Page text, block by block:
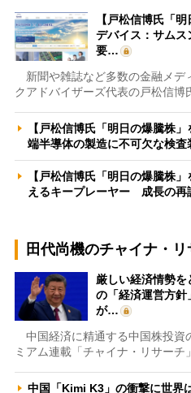
【戸松信博氏「
デバイス：サム
要…
新聞や雑誌など多数の金融メデ
クアドバイザーズ代表の戸松信博
【戸松信博氏「明日の爆騰株
端半導体の製造に不可欠な検
【戸松信博氏「明日の爆騰株
えるキープレーヤー 成長の
田代尚機のチャイナ・リ
厳しい経済情勢を
の「経済運営方
が…
中国経済に精通する中国株投資
ミアム連載「チャイナ・リサーチ
中国「Kimi K3」の衝撃に世